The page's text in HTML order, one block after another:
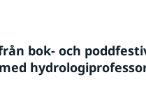
bok- och